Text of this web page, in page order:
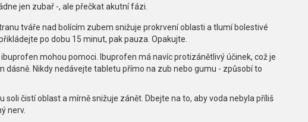
jen zubař -, ale přečkat akutní fázi.
tváře nad bolícím zubem snižuje prokrvení oblasti a tlumí bolestivé
po dobu 15 minut, pak pauza. Opakujte.
mohou pomoci. Ibuprofen má navíc protizánětlivý účinek, což je
dásně. Nikdy nedávejte tabletu přímo na zub nebo gumu - způsobí to
soli čistí oblast a mírně snižuje zánět. Dbejte na to, aby voda nebyla příliš
nerv.